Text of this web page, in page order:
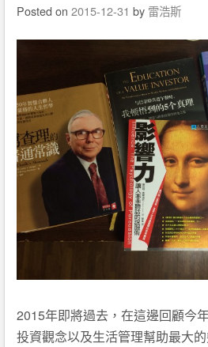
Posted on 2015-12-31 by 雷浩斯
2015年即將過去，在這邊回顧今
投資觀念以及生活管理幫助最大